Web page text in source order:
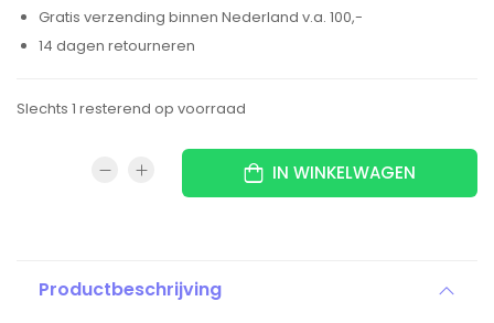
Gratis verzending binnen Nederland v.a. 100,-
14 dagen retourneren
Slechts 1 resterend op voorraad
IN WINKELWAGEN
Productbeschrijving